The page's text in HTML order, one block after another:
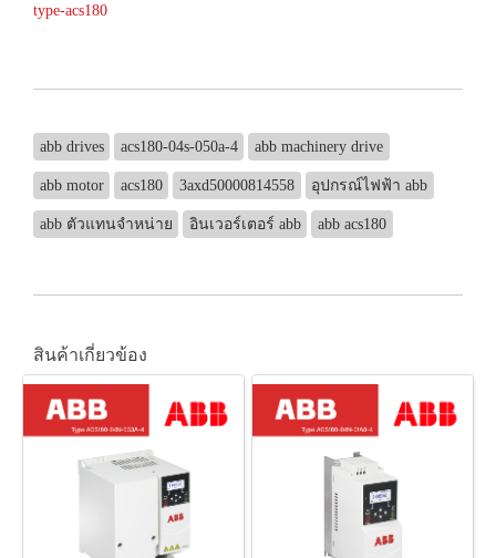
type-acs180
abb drives acs180-04s-050a-4 abb machinery drive
abb motor acs180 3axd50000814558 อุปกรณ์ไฟฟ้า abb
abb ตัวแทนจำหน่าย อินเวอร์เตอร์ abb abb acs180
สินค้าเกี่ยวข้อง